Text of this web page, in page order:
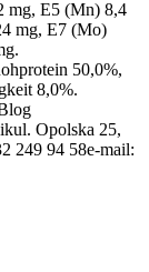
mg, E5 (Mn) 8,4
mg, E7 (Mo)
50,0%,
8,0%.
Opolska 25,
249 94 58e-mail: